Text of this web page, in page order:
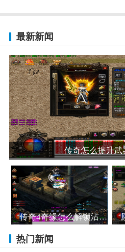
最新新闻
传奇怎么提升武
传奇4奇缘怎么解锁沾染魔气之人
热门新闻